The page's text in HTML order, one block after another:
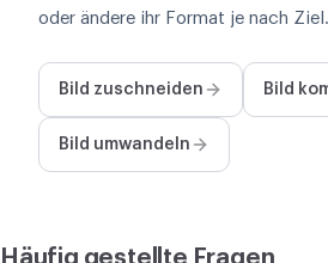
oder ändere ihr Format je nach Ziel.
Bild zuschneiden Bild
Bild umwandeln
Häufig gestellte Fragen